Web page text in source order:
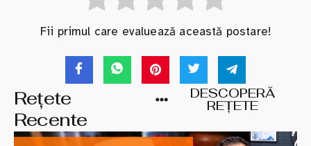
Fii primul care evaluează această postare!
Rețete
Recente
DESCOPERĂ
REȚETE